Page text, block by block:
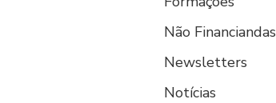
Não Financiandas
Newsletters
Notícias